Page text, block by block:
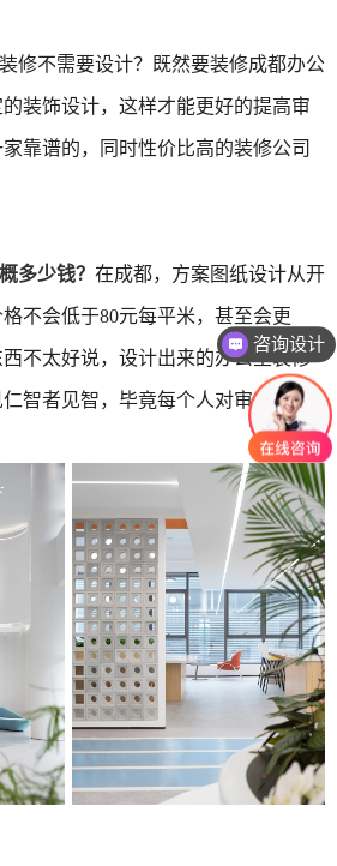
修不需要设计？既然要装修成都办公
装饰设计，这样才能更好的提高审
靠谱的，同时性价比高的装修公司
多少钱？ 在成都，方案图纸设计从开
不会低于80元每平米，甚至会更
不太好说，设计出来的办公室装修
智者见智，毕竟每个人对审美上的
咨询设计